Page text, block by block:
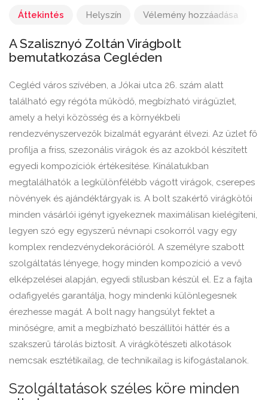
Áttekintés Helyszín Vélemény hozzáadása
A Szalisznyó Zoltán Virágbolt
bemutatkozása Cegléden
Cegléd város szívében, a Jókai utca 26. szám alatt
található egy régóta működő, megbízható virágüzlet,
amely a helyi közösség és a környékbeli
rendezvényszervezők bizalmát egyaránt élvezi. Az üzlet fő
profilja a friss, szezonális virágok és az azokból készített
egyedi kompozíciók értékesítése. Kínálatukban
megtalálhatók a legkülönfélébb vágott virágok, cserepes
növények és ajándéktárgyak is. A bolt szakértő virágkötői
minden vásárlói igényt igyekeznek maximálisan kielégíteni,
legyen szó egy egyszerű névnapi csokorról vagy egy
komplex rendezvénydekorációról. A személyre szabott
szolgáltatás lényege, hogy minden kompozíció a vevő
elképzelései alapján, egyedi stílusban készül el. Ez a fajta
odafigyelés garantálja, hogy mindenki különlegesnek
érezhesse magát. A bolt nagy hangsúlyt fektet a
minőségre, amit a megbízható beszállítói háttér és a
szakszerű tárolás biztosít. A virágkötészeti alkotások
nemcsak esztétikailag, de technikailag is kifogástalanok.
Szolgáltatások széles köre minden